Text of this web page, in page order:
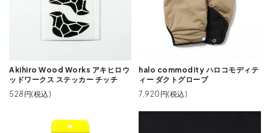
Akihiro Wood Works アキヒロウ
ッドワークス ステッカー チッチ
528円(税込)
halo commodity ハロコモディテ
ィー ダクトグローブ
7,920円(税込)